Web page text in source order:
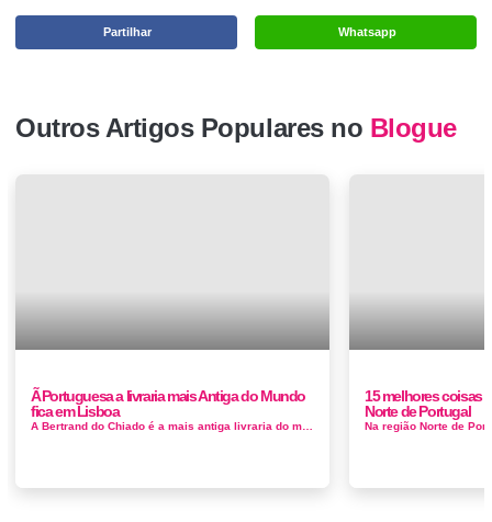
Whatsapp
Partilhar
Outros Artigos Populares no Blogue
Ã Portuguesa a livraria mais Antiga do Mundo
fica em Lisboa
15 melhores coisas
Norte de Portugal